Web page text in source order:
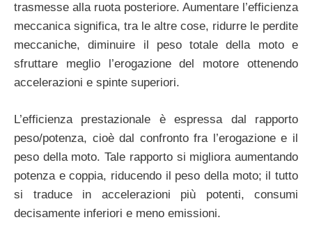
trasmesse alla ruota posteriore. Aumentare l’efficienza
meccanica significa, tra le altre cose, ridurre le perdite
meccaniche, diminuire il peso totale della moto e
sfruttare meglio l’erogazione del motore ottenendo
accelerazioni e spinte superiori.
L’efficienza prestazionale è espressa dal rapporto
peso/potenza, cioè dal confronto fra l’erogazione e il
peso della moto. Tale rapporto si migliora aumentando
potenza e coppia, riducendo il peso della moto; il tutto
si traduce in accelerazioni più potenti, consumi
decisamente inferiori e meno emissioni.